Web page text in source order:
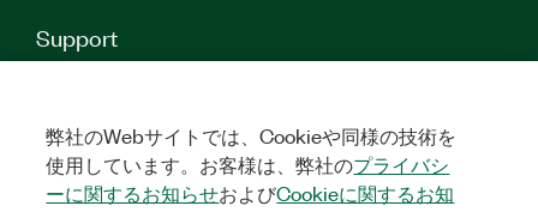
Support
Feedback
Facebook
TwitterLinkedIn
弊社のWebサイトでは、Cookieや同様の技術を
使用しています。お客様は、弊社のプライバシ
ーに関するお知らせおよびCookieに関するお知